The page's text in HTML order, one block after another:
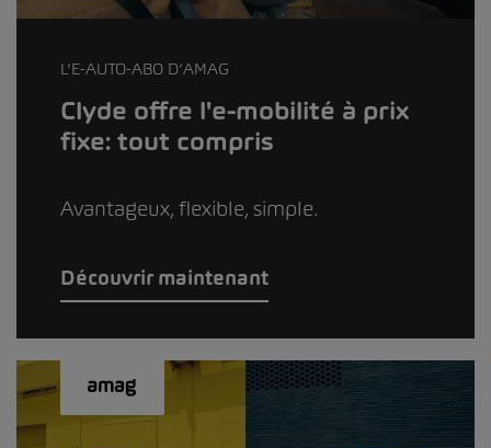
L’E-AUTO-ABO D’AMAG
Clyde offre l'e-mobilité à prix
fixe: tout compris
Avantageux, flexible, simple.
Découvrir maintenant